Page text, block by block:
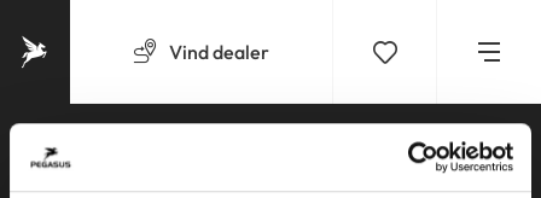
Vinddealer
Onze fietsen